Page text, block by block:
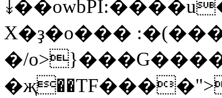
X�ҙ�o���
�/